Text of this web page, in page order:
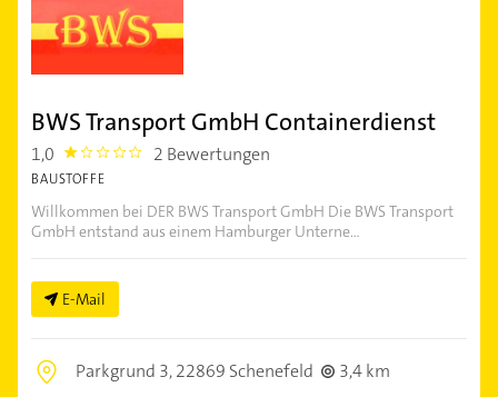
BWS Transport GmbH Containerdienst
1,0 1.0 2 Bewertungen
BAUSTOFFE
Willkommen bei DER BWS Transport GmbH Die BWS Transport
GmbH entstand aus einem Hamburger Unterne...
E-Mail
Parkgrund 3,22869 Schenefeld
3,4 km